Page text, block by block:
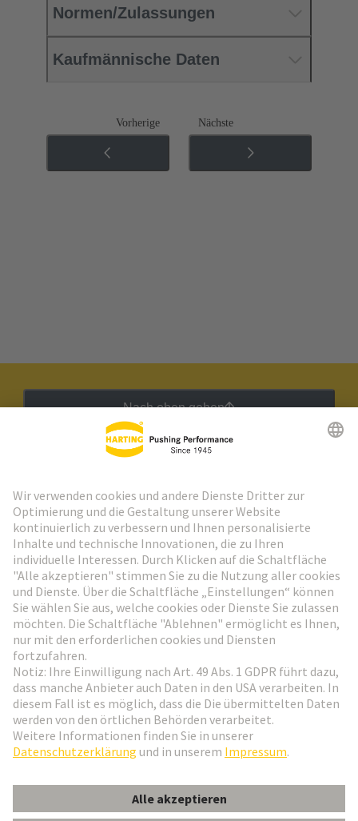
Normen/Zulassungen
Kaufmännische Daten
Vorherige Nächste
Nach oben gehen
Weiter zur Anmeldung
Social Media
Österreich Deutsch
© HARTING Technologiegruppe